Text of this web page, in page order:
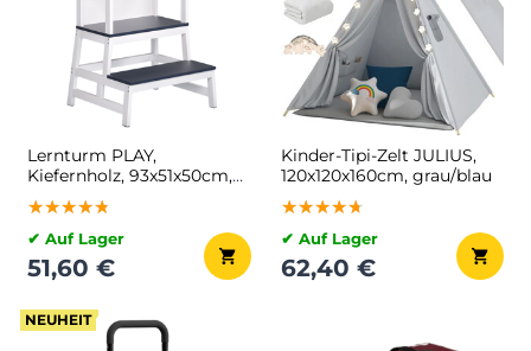
Lernturm PLAY,
Kiefernholz, 93x51x50cm,
weiß/anthrazit
★★★★★
★★★★★
★★★★★
✔ Auf Lager
51,60 €
Kinder-Tipi-Zelt JULIUS,
120x120x160cm, grau/blau
★★★★★
★★★★★
★★★★★
✔ Auf Lager
62,40 €
NEUHEIT